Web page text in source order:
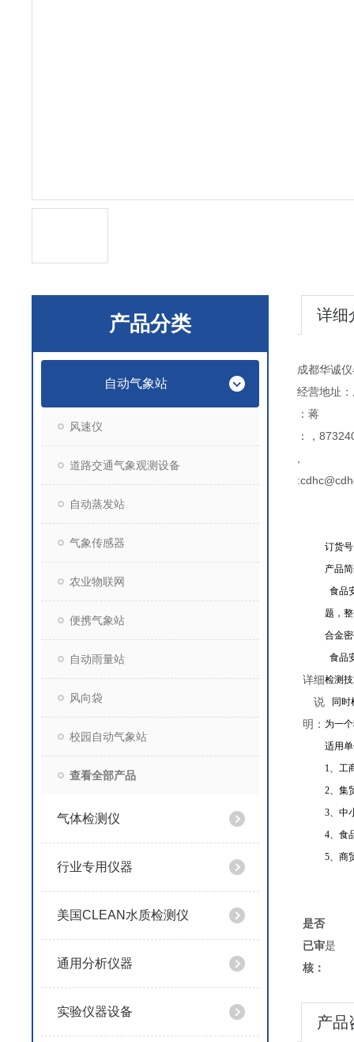
产品分类
自动气象站
风速仪
道路交通气象观测设备
自动蒸发站
气象传感器
农业物联网
便携气象站
自动雨量站
风向袋
校园自动气象站
查看全部产品
气体检测仪
行业专用仪器
美国CLEAN水质检测仪
通用分析仪器
实验仪器设备
详细
成都华诚
经营地址
：蒋
：，
详细
说
明：
订货
产品
食品
题，
合金
食品
检测
同时
为一
适用
1、工
2、集
3、中
4、食
5、商
是否
已审
核：
是
产品